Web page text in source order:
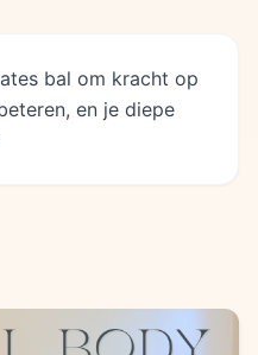
bal om kracht op
en je diepe